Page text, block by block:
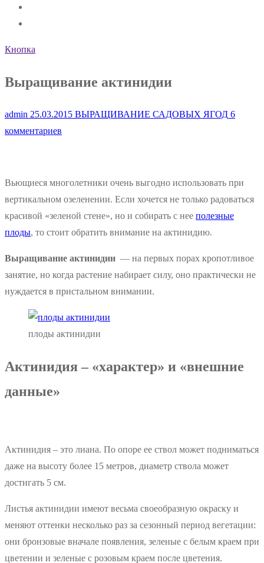
Кнопка
Выращивание актинидии
admin 25.03.2015 ВЫРАЩИВАНИЕ САДОВЫХ ЯГОД 6
комментариев
Вьющиеся многолетники очень выгодно использовать при
вертикальном озеленении. Если хочется не только радоваться
красивой «зеленой стене», но и собирать с нее полезные
плоды, то стоит обратить внимание на актинидию.
Выращивание актинидии — на первых порах кропотливое
занятие, но когда растение набирает силу, оно практически не
нуждается в пристальном внимании.
плоды актинидии
Актинидия – «характер» и «внешние
данные»
Актинидия – это лиана. По опоре ее ствол может подниматься
даже на высоту более 15 метров, диаметр ствола может
достигать 5 см.
Листья актинидии имеют весьма своеобразную окраску и
меняют оттенки несколько раз за сезонный период вегетации:
они бронзовые вначале появления, зеленые с белым краем при
цветении и зеленые с розовым краем после цветения.